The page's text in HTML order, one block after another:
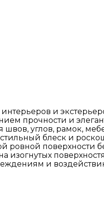
и
прочности и
углов, рамок,
стильный блеск и
ровной поверхности
изогнутых
и воздействию